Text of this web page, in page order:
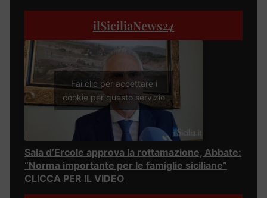
ilSiciliaNews24
Fai clic per accettare i
cookie per questo servizio
Sala d’Ercole approva la rottamazione, Abbate:
“Norma importante per le famiglie siciliane”
CLICCA PER IL VIDEO